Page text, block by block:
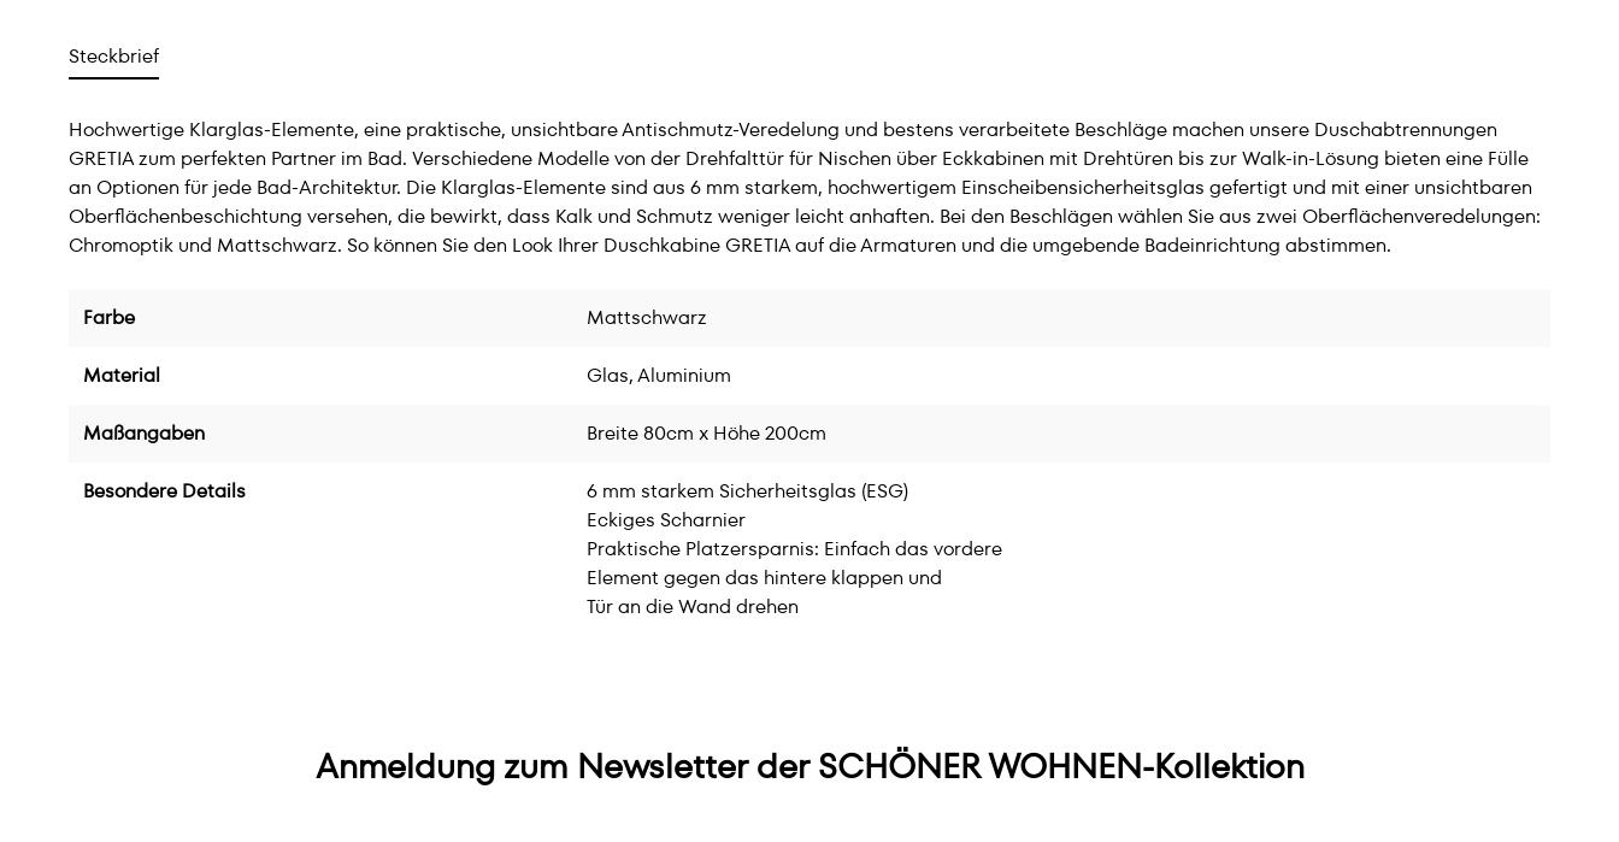
Steckbrief
Hochwertige Klarglas-Elemente, eine praktische, unsichtbare Antischmutz-Veredelung und bestens verarbeitete Beschläge machen unsere Duschabtrennungen
GRETIA zum perfekten Partner im Bad. Verschiedene Modelle von der Drehfalttür für Nischen über Eckkabinen mit Drehtüren bis zur Walk-in-Lösung bieten eine Fülle
an Optionen für jede Bad-Architektur. Die Klarglas-Elemente sind aus 6 mm starkem, hochwertigem Einscheibensicherheitsglas gefertigt und mit einer unsichtbaren
Oberflächenbeschichtung versehen, die bewirkt, dass Kalk und Schmutz weniger leicht anhaften. Bei den Beschlägen wählen Sie aus zwei Oberflächenveredelungen:
Chromoptik und Mattschwarz. So können Sie den Look Ihrer Duschkabine GRETIA auf die Armaturen und die umgebende Badeinrichtung abstimmen.
Farbe Mattschwarz
Material Glas, Aluminium
Maßangaben Breite 80cm x Höhe 200cm
Besondere Details
6 mm starkem Sicherheitsglas (ESG)
Eckiges Scharnier
Praktische Platzersparnis: Einfach das vordere
Element gegen das hintere klappen und
Tür an die Wand drehen
Anmeldung zum Newsletter der SCHÖNER WOHNEN-Kollektion